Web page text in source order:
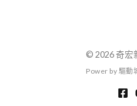
© 2026 奇宏
Power by 驅動